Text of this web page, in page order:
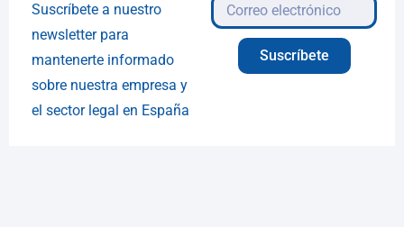
Suscríbete a nuestro
newsletter para
mantenerte informado
sobre nuestra empresa y
el sector legal en España
Suscríbete